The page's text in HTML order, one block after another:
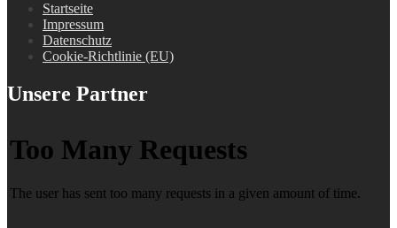
Startseite
Impressum
Datenschutz
Cookie-Richtlinie (EU)
Unsere Partner